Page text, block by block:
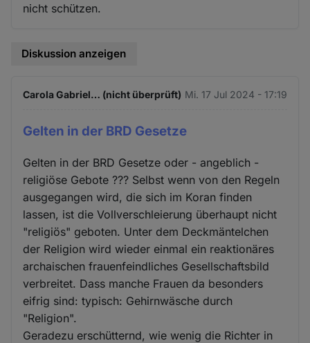
nicht schützen.
Diskussion anzeigen
Carola Gabriel… (nicht überprüft) Mi. 17 Jul 2024 - 17:19
Gelten in der BRD Gesetze
Gelten in der BRD Gesetze oder - angeblich -
religiöse Gebote ??? Selbst wenn von den Regeln
ausgegangen wird, die sich im Koran finden
lassen, ist die Vollverschleierung überhaupt nicht
"religiös" geboten. Unter dem Deckmäntelchen
der Religion wird wieder einmal ein reaktionäres
archaischen frauenfeindliches Gesellschaftsbild
verbreitet. Dass manche Frauen da besonders
eifrig sind: typisch: Gehirnwäsche durch
"Religion".
Geradezu erschütternd, wie wenig die Richter in